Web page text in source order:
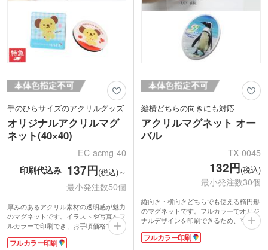
手のひらサイズのアクリルグッズ
オリジナルアクリルマグ
ネット(40×40)
EC-acmg-40
印刷代込み 137円(税込)～
最小発注数50個
厚みのあるアクリル素材の透明感が魅力
のマグネットです。イラストや写真をフ
ルカラーで印刷でき、お手頃価格でオリ
ジナルグッズが作成できます。しっかり
くっつくネオジウム磁石で、実用性も抜
フルカラー印刷
縦横どちらの向きにも対応
アクリルマグネット オー
バル
TX-0045
132円(税込)
最小発注数30個
縦向き・横向きどちらでも使える楕円形
のマグネットです。フルカラーでオリジ
ナルデザインを印刷できるため、写真や
イラストを使用したオリジナルグッズを
作成できます。デザインが映えるシンプ
フルカラー印刷